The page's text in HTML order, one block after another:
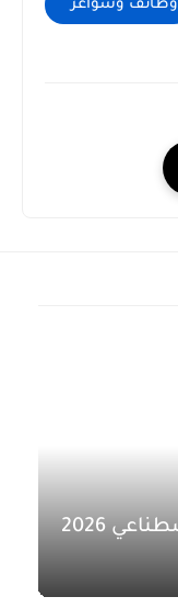
وظائف وشواغر
حرب المتصفحات بالذكاء الاصطناعي 2026